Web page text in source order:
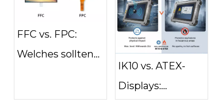
Unterschiede?
FFC vs. FPC:
Welches sollten
IK10 vs. ATEX-
Displays: